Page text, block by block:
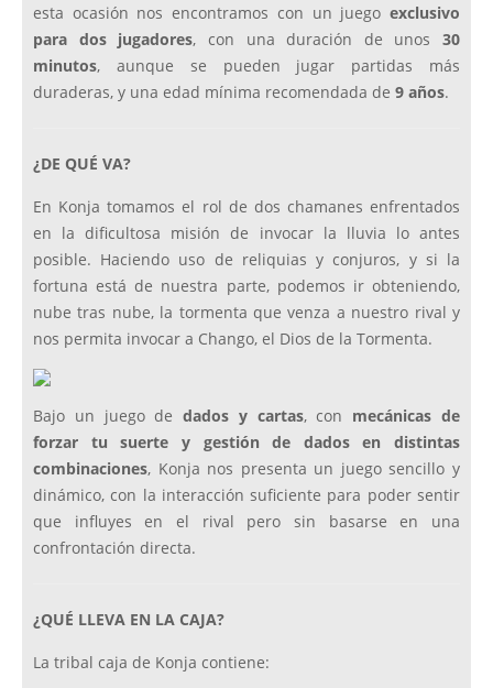
esta ocasión nos encontramos con un juego exclusivo
para dos jugadores, con una duración de unos 30
minutos, aunque se pueden jugar partidas más
duraderas, y una edad mínima recomendada de 9 años.
¿DE QUÉ VA?
En Konja tomamos el rol de dos chamanes enfrentados
en la dificultosa misión de invocar la lluvia lo antes
posible. Haciendo uso de reliquias y conjuros, y si la
fortuna está de nuestra parte, podemos ir obteniendo,
nube tras nube, la tormenta que venza a nuestro rival y
nos permita invocar a Chango, el Dios de la Tormenta.
Bajo un juego de dados y cartas, con mecánicas de
forzar tu suerte y gestión de dados en distintas
combinaciones, Konja nos presenta un juego sencillo y
dinámico, con la interacción suficiente para poder sentir
que influyes en el rival pero sin basarse en una
confrontación directa.
¿QUÉ LLEVA EN LA CAJA?
La tribal caja de Konja contiene: